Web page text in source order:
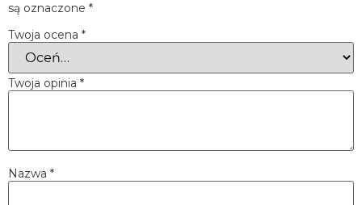
są oznaczone *
Twoja ocena *
Twoja opinia *
Nazwa *